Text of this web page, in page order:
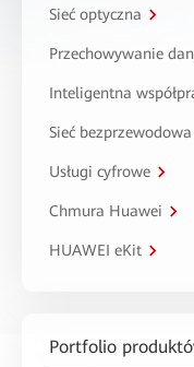
Sieć optyczna
Przechowywanie
Inteligentna
Sieć
Usługi cyfrowe
Chmura Huawei
HUAWEI eKit
Portfolio